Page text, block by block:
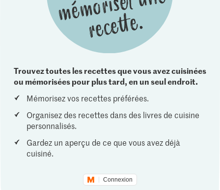
Trouvez toutes les recettes que vous avez cuisinées
ou mémorisées pour plus tard, en un seul endroit.
Mémorisez vos recettes préférées.
Organisez des recettes dans des livres de cuisine
personnalisés.
Gardez un aperçu de ce que vous avez déjà
cuisiné.
Connexion